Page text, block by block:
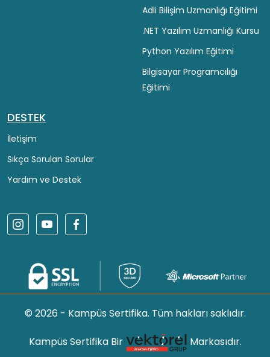
Adli Bilişim Uzmanlığı Eğitimi
.NET Yazılım Uzmanlığı Kursu
Python Yazılım Eğitimi
Bilgisayar Programcılığı
Eğitimi
DESTEK
İletişim
Sıkça Sorulan Sorular
Yardım ve Destek
© 2026 - Kampüs Sertifika. Tüm hakları saklıdır.
Kampüs Sertifika Bir
Markasıdır.